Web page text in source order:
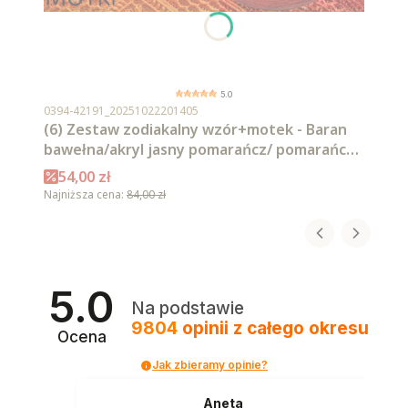
5.0
Kod produktu
0394-42191_20251022201405
(6) Zestaw zodiakalny wzór+motek - Baran
bawełna/akryl jasny pomarańcz/ pomarańcz/
intensywna czerwień/ czerwień/ burgund/
malaga
Cena promocyjna
54,00 zł
Najniższa cena: 84,00 zł
5.0
Ocena
Na podstawie
9804 opinii z całego okresu
Jak zbieramy opinie?
Aneta